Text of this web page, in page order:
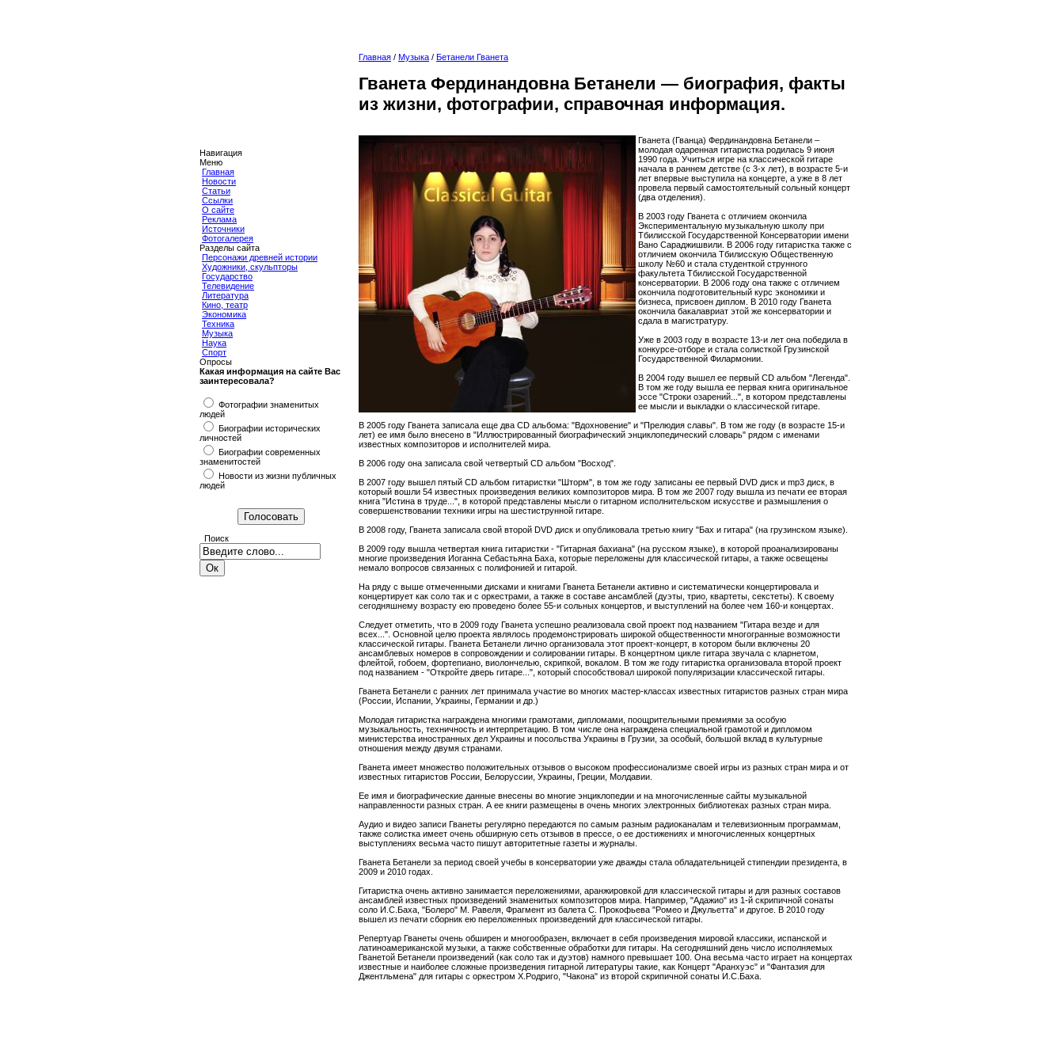
Навигация
Меню
Главная
Новости
Статьи
Ссылки
О сайте
Реклама
Источники
Фотогалерея
Разделы сайта
Персонажи древней истории
Художники, скульпторы
Государство
Телевидение
Литература
Кино, театр
Экономика
Техника
Музыка
Наука
Спорт
Опросы
Какая информация на сайте Вас
заинтересовала?
Фотографии знаменитых
людей
Биографии исторических
личностей
Биографии современных
знаменитостей
Новости из жизни публичных
людей
Поиск
Главная / Музыка / Бетанели Гванета
Гванета Фердинандовна Бетанели — биография, факты
из жизни, фотографии, справочная информация.
Гванета (Гванца) Фердинандовна Бетанели –
молодая одаренная гитаристка родилась 9 июня
1990 года. Учиться игре на классической гитаре
начала в раннем детстве (с 3-х лет), в возрасте 5-и
лет впервые выступила на концерте, а уже в 8 лет
провела первый самостоятельный сольный концерт
(два отделения).
В 2003 году Гванета с отличием окончила
Экспериментальную музыкальную школу при
Тбилисской Государственной Консерватории имени
Вано Сараджишвили. В 2006 году гитаристка также с
отличием окончила Тбилисскую Общественную
школу №60 и стала студенткой струнного
факультета Тбилисской Государственной
консерватории. В 2006 году она также с отличием
окончила подготовительный курс экономики и
бизнеса, присвоен диплом. В 2010 году Гванета
окончила бакалавриат этой же консерватории и
сдала в магистратуру.
Уже в 2003 году в возрасте 13-и лет она победила в
конкурсе-отборе и стала солисткой Грузинской
Государственной Филармонии.
В 2004 году вышел ее первый CD альбом "Легенда".
В том же году вышла ее первая книга оригинальное
эссе "Строки озарений...", в котором представлены
ее мысли и выкладки о классической гитаре.
В 2005 году Гванета записала еще два CD альбома: "Вдохновение" и "Прелюдия славы". В том же году (в возрасте 15-и
лет) ее имя было внесено в "Иллюстрированный биографический энциклопедический словарь" рядом с именами
известных композиторов и исполнителей мира.
В 2006 году она записала свой четвертый CD альбом "Восход".
В 2007 году вышел пятый CD альбом гитаристки "Шторм", в том же году записаны ее первый DVD диск и mp3 диск, в
который вошли 54 известных произведения великих композиторов мира. В том же 2007 году вышла из печати ее вторая
книга "Истина в труде...", в которой представлены мысли о гитарном исполнительском искусстве и размышления о
совершенствовании техники игры на шестиструнной гитаре.
В 2008 году, Гванета записала свой второй DVD диск и опубликовала третью книгу "Бах и гитара" (на грузинском языке).
В 2009 году вышла четвертая книга гитаристки - "Гитарная бахиана" (на русском языке), в которой проанализированы
многие произведения Иоганна Себастьяна Баха, которые переложены для классической гитары, а также освещены
немало вопросов связанных с полифонией и гитарой.
На ряду с выше отмеченными дисками и книгами Гванета Бетанели активно и систематически концертировала и
концертирует как соло так и с оркестрами, а также в составе ансамблей (дуэты, трио, квартеты, секстеты). К своему
сегодняшнему возрасту ею проведено более 55-и сольных концертов, и выступлений на более чем 160-и концертах.
Следует отметить, что в 2009 году Гванета успешно реализовала свой проект под названием "Гитара везде и для
всех...". Основной целю проекта являлось продемонстрировать широкой общественности многогранные возможности
классической гитары. Гванета Бетанели лично организовала этот проект-концерт, в котором были включены 20
ансамблевых номеров в сопровождении и солировании гитары. В концертном цикле гитара звучала с кларнетом,
флейтой, гобоем, фортепиано, виолончелью, скрипкой, вокалом. В том же году гитаристка организовала второй проект
под названием - "Откройте дверь гитаре...", который способствовал широкой популяризации классической гитары.
Гванета Бетанели с ранних лет принимала участие во многих мастер-классах известных гитаристов разных стран мира
(России, Испании, Украины, Германии и др.)
Молодая гитаристка награждена многими грамотами, дипломами, поощрительными премиями за особую
музыкальность, техничность и интерпретацию. В том числе она награждена специальной грамотой и дипломом
министерства иностранных дел Украины и посольства Украины в Грузии, за особый, большой вклад в культурные
отношения между двумя странами.
Гванета имеет множество положительных отзывов о высоком профессионализме своей игры из разных стран мира и от
известных гитаристов России, Белоруссии, Украины, Греции, Молдавии.
Ее имя и биографические данные внесены во многие энциклопедии и на многочисленные сайты музыкальной
направленности разных стран. А ее книги размещены в очень многих электронных библиотеках разных стран мира.
Аудио и видео записи Гванеты регулярно передаются по самым разным радиоканалам и телевизионным программам,
также солистка имеет очень обширную сеть отзывов в прессе, о ее достижениях и многочисленных концертных
выступлениях весьма часто пишут авторитетные газеты и журналы.
Гванета Бетанели за период своей учебы в консерватории уже дважды стала обладательницей стипендии президента, в
2009 и 2010 годах.
Гитаристка очень активно занимается переложениями, аранжировкой для классической гитары и для разных составов
ансамблей известных произведений знаменитых композиторов мира. Например, "Адажио" из 1-й скрипичной сонаты
соло И.С.Баха, "Болеро" М. Равеля, Фрагмент из балета С. Прокофьева "Ромео и Джульетта" и другое. В 2010 году
вышел из печати сборник ею переложенных произведений для классической гитары.
Репертуар Гванеты очень обширен и многообразен, включает в себя произведения мировой классики, испанской и
латиноамериканской музыки, а также собственные обработки для гитары. На сегодняшний день число исполняемых
Гванетой Бетанели произведений (как соло так и дуэтов) намного превышает 100. Она весьма часто играет на концертах
известные и наиболее сложные произведения гитарной литературы такие, как Концерт "Аранхуэс" и "Фантазия для
Джентльмена" для гитары с оркестром Х.Родриго, "Чакона" из второй скрипичной сонаты И.С.Баха.